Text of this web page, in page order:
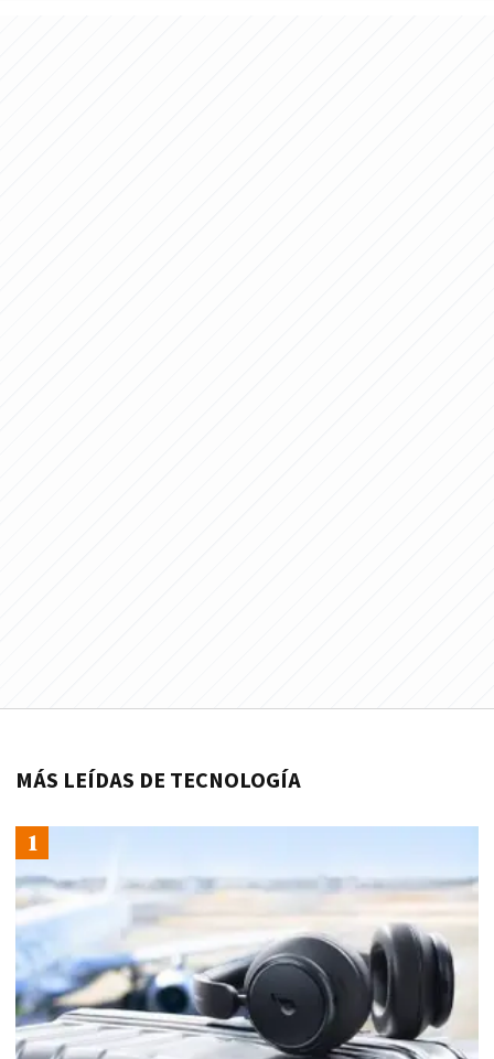
MÁS LEÍDAS DE TECNOLOGÍA